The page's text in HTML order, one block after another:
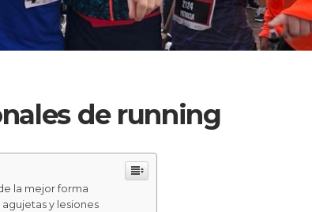
de running
la mejor forma
y lesiones